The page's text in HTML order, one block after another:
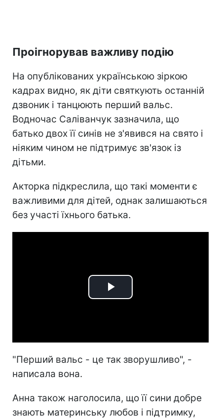
Проігнорував важливу подію
На опублікованих українською зіркою
кадрах видно, як діти святкують останній
дзвоник і танцюють перший вальс.
Водночас Саліванчук зазначила, що
батько двох її синів не з'явився на свято і
ніяким чином не підтримує зв'язок із
дітьми.
Акторка підкреслила, що такі моменти є
важливими для дітей, однак залишаються
без участі їхнього батька.
Play
"Перший вальс - це так зворушливо", -
написала вона.
Анна також наголосила, що її сини добре
знають материнську любов і підтримку,